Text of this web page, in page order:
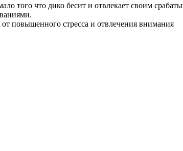
того что дико бесит и отвлекает своим
от повышенного стресса и отвлечения внимания